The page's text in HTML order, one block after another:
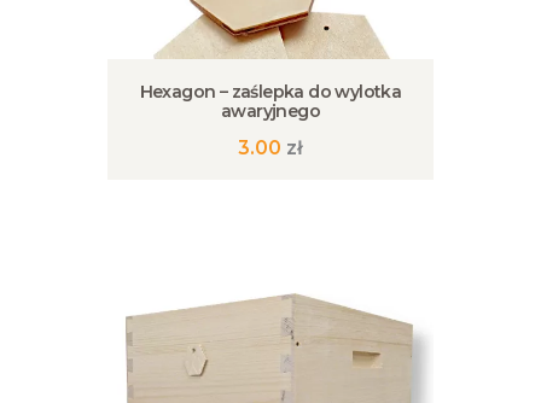
Hexagon – zaślepka do wylotka
awaryjnego
3.00 zł